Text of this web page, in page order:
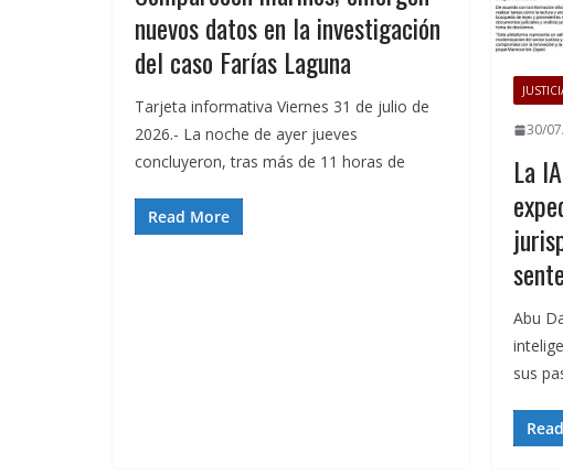
nuevos datos en la investigación
del caso Farías Laguna
Tarjeta informativa Viernes 31 de julio de
2026.- La noche de ayer jueves
concluyeron, tras más de 11 horas de
Read More
30/
La
Abu
sus